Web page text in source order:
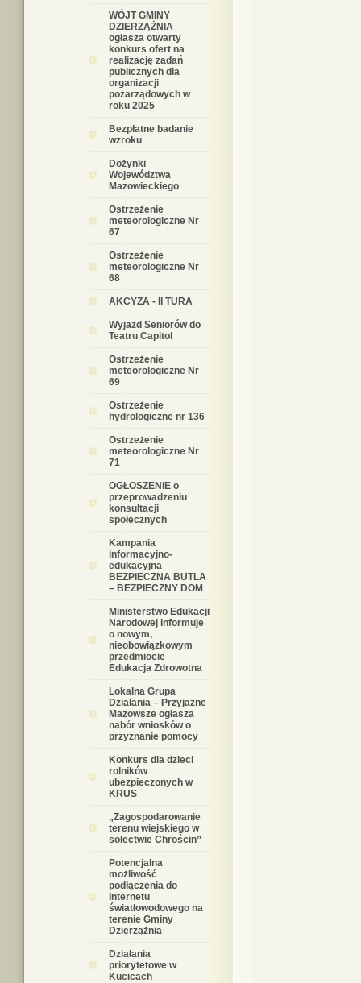
WÓJT GMINY
DZIERZĄŻNIA
ogłasza otwarty
konkurs ofert na
realizację zadań
publicznych dla
organizacji
pozarządowych w
roku 2025
Bezpłatne badanie
wzroku
Dożynki
Województwa
Mazowieckiego
Ostrzeżenie
meteorologiczne Nr
67
Ostrzeżenie
meteorologiczne Nr
68
AKCYZA - II TURA
Wyjazd Seniorów do
Teatru Capitol
Ostrzeżenie
meteorologiczne Nr
69
Ostrzeżenie
hydrologiczne nr 136
Ostrzeżenie
meteorologiczne Nr
71
OGŁOSZENIE o
przeprowadzeniu
konsultacji
społecznych
Kampania
informacyjno-
edukacyjna
BEZPIECZNA BUTLA
– BEZPIECZNY DOM
Ministerstwo Edukacji
Narodowej informuje
o nowym,
nieobowiązkowym
przedmiocie
Edukacja Zdrowotna
Lokalna Grupa
Działania – Przyjazne
Mazowsze ogłasza
nabór wniosków o
przyznanie pomocy
Konkurs dla dzieci
rolników
ubezpieczonych w
KRUS
„Zagospodarowanie
terenu wiejskiego w
sołectwie Chrościn”
Potencjalna
możliwość
podłączenia do
Internetu
światłowodowego na
terenie Gminy
Dzierzążnia
Działania
priorytetowe w
Kucicach